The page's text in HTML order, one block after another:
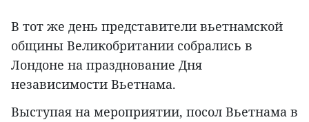
В тот же день представители вьетнамской
общины Великобритании собрались в
Лондоне на празднование Дня
независимости Вьетнама.
Выступая на мероприятии, посол Вьетнама в